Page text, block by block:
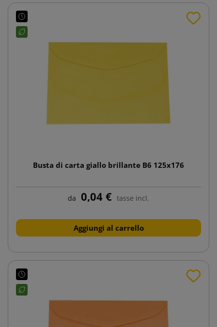
Busta di carta giallo brillante B6 125x176
da 0,04 € tasse incl.
Aggiungi al carrello